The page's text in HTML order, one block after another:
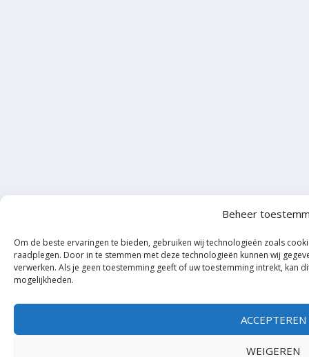
Beheer
Om de beste ervaringen te bieden, gebruiken wij technologieën zoals
raadplegen. Door in te stemmen met deze technologieën kunnen wij
verwerken. Als je geen toestemming geeft of uw toestemming intrekt, kan
mogelijkheden.
ACCEPTEREN
WEIGEREN